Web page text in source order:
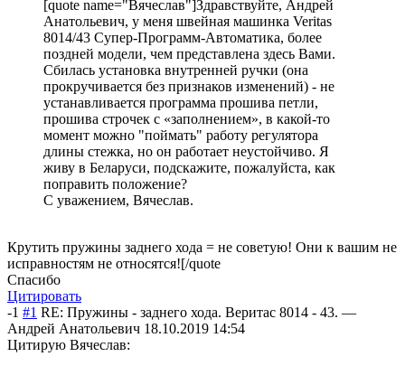
[quote name="Вячеслав"]Здравствуйте, Андрей
Анатольевич, у меня швейная машинка Veritas
8014/43 Супер-Программ-Автоматика, более
поздней модели, чем представлена здесь Вами.
Сбилась установка внутренней ручки (она
прокручивается без признаков изменений) - не
устанавливается программа прошива петли,
прошива строчек с «заполнением», в какой-то
момент можно "поймать" работу регулятора
длины стежка, но он работает неустойчиво. Я
живу в Беларуси, подскажите, пожалуйста, как
поправить положение?
С уважением, Вячеслав.
Крутить пружины заднего хода = не советую! Они к вашим не
исправностям не относятся![/quote
Спасибо
Цитировать
-1 #1 RE: Пружины - заднего хода. Веритас 8014 - 43. —
Андрей Анатольевич 18.10.2019 14:54
Цитирую Вячеслав: